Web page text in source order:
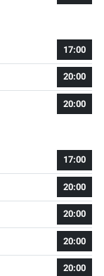
17:00
20:00
20:00
17:00
20:00
20:00
20:00
20:00